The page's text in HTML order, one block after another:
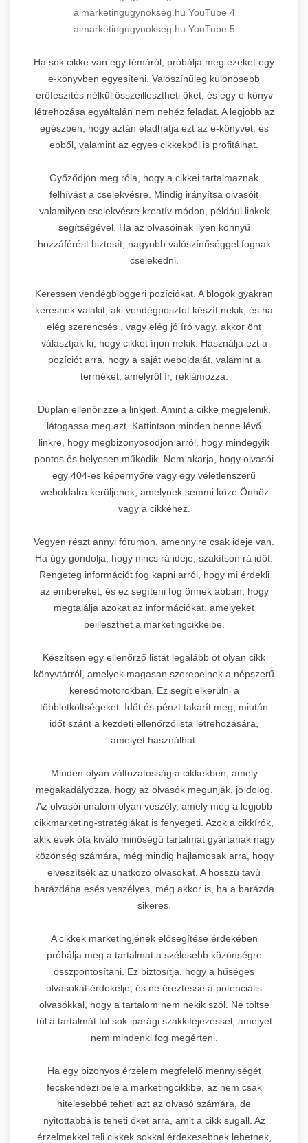
aimarketingugynokseg.hu YouTube 4
aimarketingugynokseg.hu YouTube 5
Ha sok cikke van egy témáról, próbálja meg ezeket egy
e-könyvben egyesíteni. Valószínűleg különösebb
erőfeszítés nélkül összeillesztheti őket, és egy e-könyv
létrehozása egyáltalán nem nehéz feladat. A legjobb az
egészben, hogy aztán eladhatja ezt az e-könyvet, és
ebből, valamint az egyes cikkekből is profitálhat.
Győződjön meg róla, hogy a cikkei tartalmaznak
felhívást a cselekvésre. Mindig irányítsa olvasóit
valamilyen cselekvésre kreatív módon, például linkek
segítségével. Ha az olvasóinak ilyen könnyű
hozzáférést biztosít, nagyobb valószínűséggel fognak
cselekedni.
Keressen vendégbloggeri pozíciókat. A blogok gyakran
keresnek valakit, aki vendégposztot készít nekik, és ha
elég szerencsés , vagy elég jó író vagy, akkor önt
választják ki, hogy cikket írjon nekik. Használja ezt a
pozíciót arra, hogy a saját weboldalát, valamint a
terméket, amelyről ír, reklámozza.
Duplán ellenőrizze a linkjeit. Amint a cikke megjelenik,
látogassa meg azt. Kattintson minden benne lévő
linkre, hogy megbizonyosodjon arról, hogy mindegyik
pontos és helyesen működik. Nem akarja, hogy olvasói
egy 404-es képernyőre vagy egy véletlenszerű
weboldalra kerüljenek, amelynek semmi köze Önhöz
vagy a cikkéhez.
Vegyen részt annyi fórumon, amennyire csak ideje van.
Ha úgy gondolja, hogy nincs rá ideje, szakítson rá időt.
Rengeteg információt fog kapni arról, hogy mi érdekli
az embereket, és ez segíteni fog önnek abban, hogy
megtalálja azokat az információkat, amelyeket
beilleszthet a marketingcikkeibe.
Készítsen egy ellenőrző listát legalább öt olyan cikk
könyvtárról, amelyek magasan szerepelnek a népszerű
keresőmotorokban. Ez segít elkerülni a
többletköltségeket. Időt és pénzt takarít meg, miután
időt szánt a kezdeti ellenőrzőlista létrehozására,
amelyet használhat.
Minden olyan változatosság a cikkekben, amely
megakadályozza, hogy az olvasók megunják, jó dolog.
Az olvasói unalom olyan veszély, amely még a legjobb
cikkmarketing-stratégiákat is fenyegeti. Azok a cikkírók,
akik évek óta kiváló minőségű tartalmat gyártanak nagy
közönség számára, még mindig hajlamosak arra, hogy
elveszítsék az unatkozó olvasókat. A hosszú távú
barázdába esés veszélyes, még akkor is, ha a barázda
sikeres.
A cikkek marketingjének elősegítése érdekében
próbálja meg a tartalmat a szélesebb közönségre
összpontosítani. Ez biztosítja, hogy a hűséges
olvasókat érdekelje, és ne éreztesse a potenciális
olvasókkal, hogy a tartalom nem nekik szól. Ne töltse
túl a tartalmát túl sok iparági szakkifejezéssel, amelyet
nem mindenki fog megérteni.
Ha egy bizonyos érzelem megfelelő mennyiségét
fecskendezi bele a marketingcikkbe, az nem csak
hitelesebbé teheti azt az olvasó számára, de
nyitottabbá is teheti őket arra, amit a cikk sugall. Az
érzelmekkel teli cikkek sokkal érdekesebbek lehetnek,